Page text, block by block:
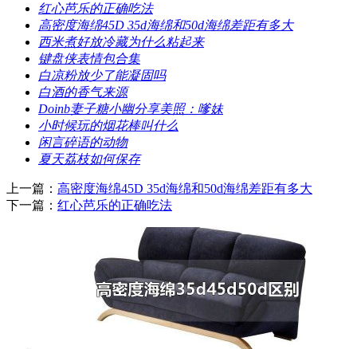
​红心芭乐的正确吃法
​高密度海绵45D 35d海绵和50d海绵差距有多大
​西米煮好放冷藏为什么粘起来
​键盘侠表情包合集
​白凉粉放少了能凝固吗
​白酒的香气来源
​Doinb妻子糖小幽分享美照：嗲妹
​小时候玩的烟花棒叫什么
​闲言碎语的动物
​夏天荔枝如何保存
上一篇： ​高密度海绵45D 35d海绵和50d海绵差距有多大
下一篇： ​红心芭乐的正确吃法